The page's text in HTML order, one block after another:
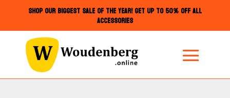
SHOP OUR BIGGEST SALE OF THE YEAR! GET UP TO 50% OFF ALL
ACCESSORIES